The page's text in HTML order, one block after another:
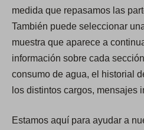
medida que repasamos las
También puede seleccionar
muestra que aparece a
información sobre cada
consumo de agua, el historial
los distintos cargos, mensajes
Estamos aquí para ayudar a